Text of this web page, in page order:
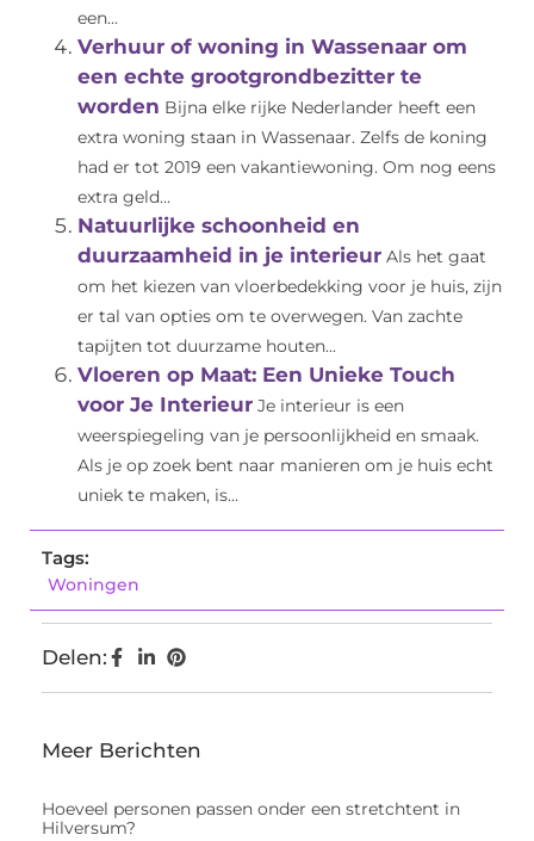
een...
Verhuur of woning in Wassenaar om
een echte grootgrondbezitter te
worden Bijna elke rijke Nederlander heeft een
extra woning staan in Wassenaar. Zelfs de koning
had er tot 2019 een vakantiewoning. Om nog eens
extra geld...
Natuurlijke schoonheid en
duurzaamheid in je interieur Als het gaat
om het kiezen van vloerbedekking voor je huis, zijn
er tal van opties om te overwegen. Van zachte
tapijten tot duurzame houten...
Vloeren op Maat: Een Unieke Touch
voor Je Interieur Je interieur is een
weerspiegeling van je persoonlijkheid en smaak.
Als je op zoek bent naar manieren om je huis echt
uniek te maken, is...
Tags:
Woningen
Delen:
Meer Berichten
Hoeveel personen passen onder een stretchtent in
Hilversum?